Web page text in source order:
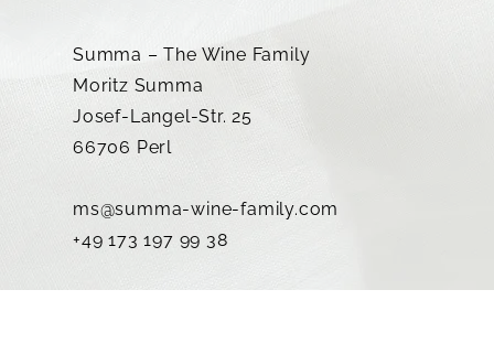
Summa – The Wine Family
Moritz Summa
Josef-Langel-Str. 25
66706 Perl
ms@summa-wine-family.com
+49 173 197 99 38